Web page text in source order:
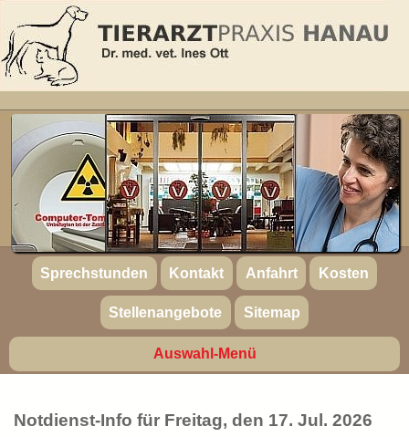
Sprechstunden Kontakt Anfahrt Kosten
Stellenangebote Sitemap
Auswahl-Menü
Notdienst-Info für Freitag, den 17. Jul. 2026